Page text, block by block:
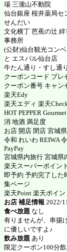
場 三瀧山不動院
仙台銀座 桜井薬局セ
せんだい
文化横丁 芭蕉の辻
事務所
(公財)仙台観光コン
と エスパル仙台店
牛たん通り・すし通り
クーポンコード プレ
クーポン番号 キャン
楽天Edy
楽天エディ 楽天
HOT PEPPER
消 地酒 満足度
お店 開店 閉店 宮城
令和 れいわ REIWA
PayPay
宮城県内旅行 宮城県
楽天スーパーポイン
即予約 予約完了した
集ページ
楽天Point 楽天ポイ
お店 補足情報 2022/
食べ放題 なし
有りませんが、串揚
に優しいですよ♪
飲み放題 あり
限定クーポン100分